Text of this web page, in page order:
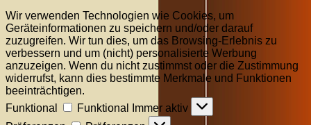
Wir verwenden Technologien wie Cookies, um
Geräteinformationen zu speichern und/oder darauf
zuzugreifen. Wir tun dies, um das Browsing-Erlebnis zu
verbessern und um (nicht) personalisierte Werbung
anzuzeigen. Wenn du nicht zustimmst oder die Zustimmung
widerrufst, kann dies bestimmte Merkmale und Funktionen
beeinträchtigen.
Funktional
Funktional
Immer aktiv